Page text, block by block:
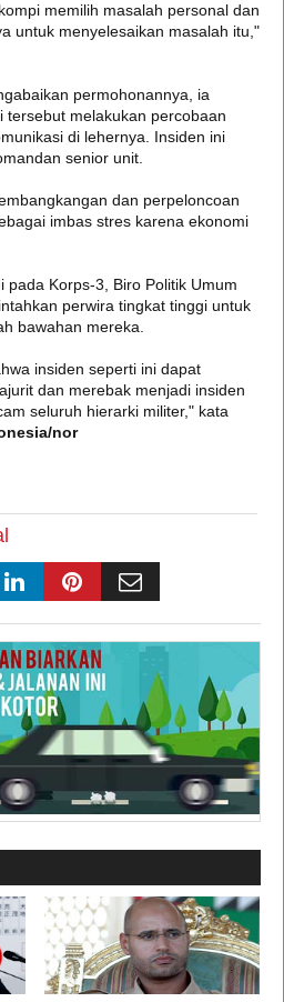
memilih masalah personal dan
untuk menyelesaikan masalah itu,"
permohonannya, ia
tersebut melakukan percobaan
di lehernya. Insiden ini
senior unit.
dan perpeloncoan
imbas stres karena ekonomi
pada Korps-3, Biro Politik Umum
perwira tingkat tinggi untuk
bawahan mereka.
insiden seperti ini dapat
dan merebak menjadi insiden
seluruh hierarki militer," kata
nor